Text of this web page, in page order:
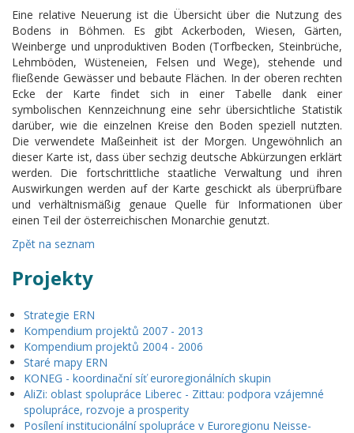
Eine relative Neuerung ist die Übersicht über die Nutzung des
Bodens in Böhmen. Es gibt Ackerboden, Wiesen, Gärten,
Weinberge und unproduktiven Boden (Torfbecken, Steinbrüche,
Lehmböden, Wüsteneien, Felsen und Wege), stehende und
fließende Gewässer und bebaute Flächen. In der oberen rechten
Ecke der Karte findet sich in einer Tabelle dank einer
symbolischen Kennzeichnung eine sehr übersichtliche Statistik
darüber, wie die einzelnen Kreise den Boden speziell nutzten.
Die verwendete Maßeinheit ist der Morgen. Ungewöhnlich an
dieser Karte ist, dass über sechzig deutsche Abkürzungen erklärt
werden. Die fortschrittliche staatliche Verwaltung und ihren
Auswirkungen werden auf der Karte geschickt als überprüfbare
und verhältnismäßig genaue Quelle für Informationen über
einen Teil der österreichischen Monarchie genutzt.
Zpět na seznam
Projekty
Strategie ERN
Kompendium projektů 2007 - 2013
Kompendium projektů 2004 - 2006
Staré mapy ERN
KONEG - koordinační síť euroregionálních skupin
AliZi: oblast spolupráce Liberec - Zittau: podpora vzájemné
spolupráce, rozvoje a prosperity
Posílení institucionální spolupráce v Euroregionu Neisse-